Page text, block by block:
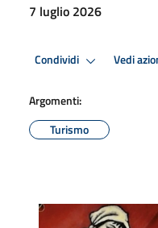
7 luglio 2026
Condividi Vedi
Argomenti:
Turismo